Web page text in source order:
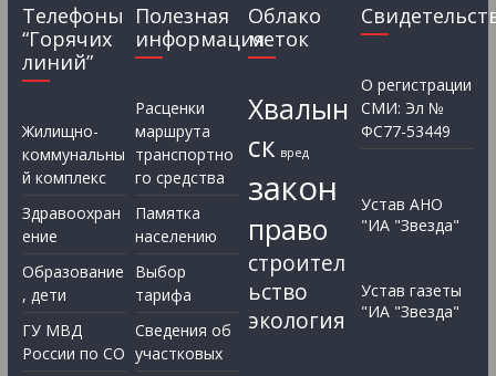
Телефоны
“Горячих
линий”
Жилищно-
коммунальны
й комплекс
Здравоохран
ение
Образование
, дети
ГУ МВД
России по СО
Полезная
информация
Расценки
маршрута
транспортно
го средства
Памятка
населению
Выбор
тарифа
Сведения об
участковых
Облако
меток
Хвалын
ск вред
закон
право
строител
ьство
экология
О регистрации
СМИ: Эл №
ФС77-53449
Устав АНО
"ИА "Звезда"
Устав газеты
"ИА "Звезда"